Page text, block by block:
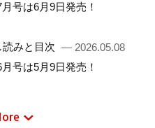
号は6月9日発売！
みと目次 — 2026.05.08
号は5月9日発売！